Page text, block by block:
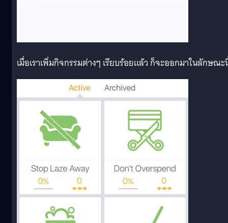
เมื่อเราเพิ่มกิจกรรมต่างๆ เรียบร้อยแล้ว ก็จะออกมาในลักษณะ